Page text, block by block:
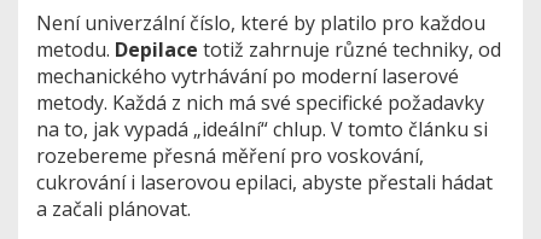
Není univerzální číslo, které by platilo pro každou
metodu. Depilace totiž zahrnuje různé techniky, od
mechanického vytrhávání po moderní laserové
metody. Každá z nich má své specifické požadavky
na to, jak vypadá „ideální“ chlup. V tomto článku si
rozebereme přesná měření pro voskování,
cukrování i laserovou epilaci, abyste přestali hádat
a začali plánovat.